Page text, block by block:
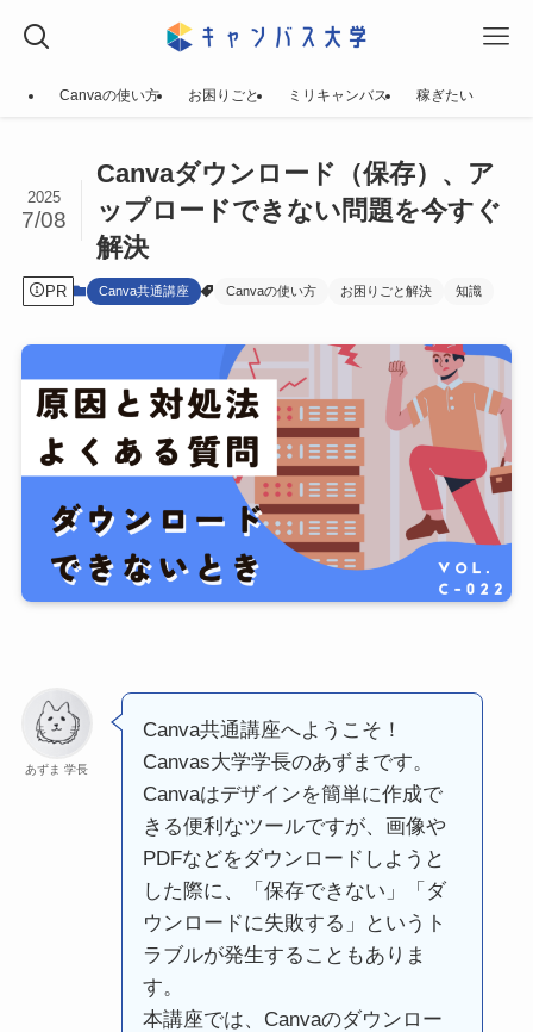
Canvaの使い方 お困りごと ミリキャンバス 稼ぎたい
Canvaダウンロード（保存）、ア
ップロードできない問題を今すぐ
解決
2025
7/08
PR Canva共通講座 Canvaの使い方 お困りごと解決 知識
あずま 学長
Canva共通講座へようこそ！
Canvas大学学長のあずまです。
Canvaはデザインを簡単に作成で
きる便利なツールですが、画像や
PDFなどをダウンロードしようと
した際に、「保存できない」「ダ
ウンロードに失敗する」というト
ラブルが発生することもありま
す。
本講座では、Canvaのダウンロー